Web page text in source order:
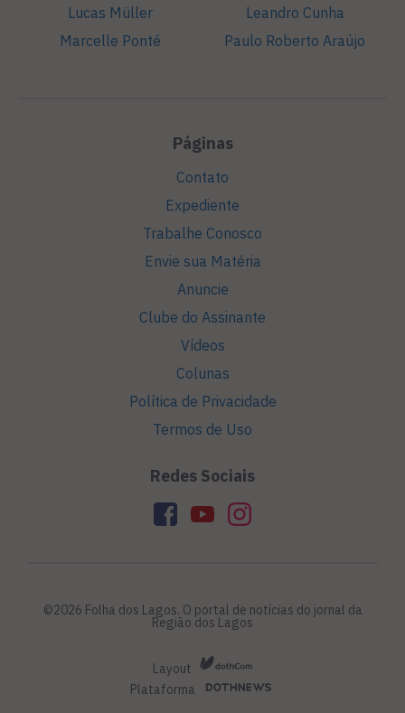
Lucas Müller
Marcelle Ponté
Leandro Cunha
Paulo Roberto Araújo
Páginas
Contato
Expediente
Trabalhe Conosco
Envie sua Matéria
Anuncie
Clube do Assinante
Vídeos
Colunas
Política de Privacidade
Termos de Uso
Redes Sociais
©2026 Folha dos Lagos. O portal de notícias do jornal da
Região dos Lagos
Layout
Plataforma